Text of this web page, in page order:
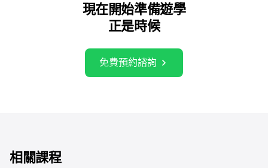
現在開始準備遊學
正是時候
免費預約諮詢
相關課程